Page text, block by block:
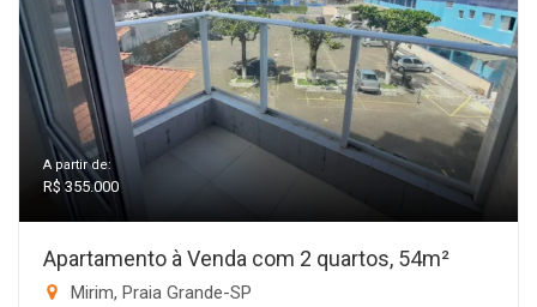
A partir de:
R$ 355.000
Apartamento à Venda com 2 quartos, 54m²
Mirim, Praia Grande-SP